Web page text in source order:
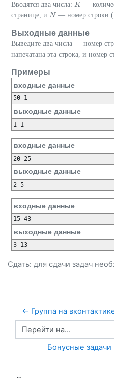
Вводятся два числа: K
K —
странице, и N
N — номер строки
Выходные данные
Выведите два числа — номер
напечатана эта строка, и номер
Примеры
входные данные
выходные данные
входные данные
выходные данные
входные данные
выходные данные
Сдать: для сдачи задач
← Группа на
Перейти на...
Бонусные